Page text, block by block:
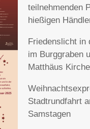
teilnehmenden
hießigen
Friedenslicht in
im Burggraben
Matthäus Kirche
Stadtrundfahrt
Samstagen